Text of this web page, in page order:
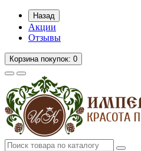
Назад
Акции
Отзывы
Корзинапокупок: 0